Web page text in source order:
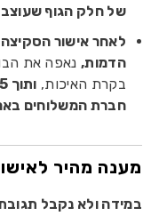
של חלק הגוף
לאחר אישור
הדמות,נאפה את
בקרת האיכות,
חברת המשלוחים
מענה מהיר
במידה ולא נקבל תגובתכם